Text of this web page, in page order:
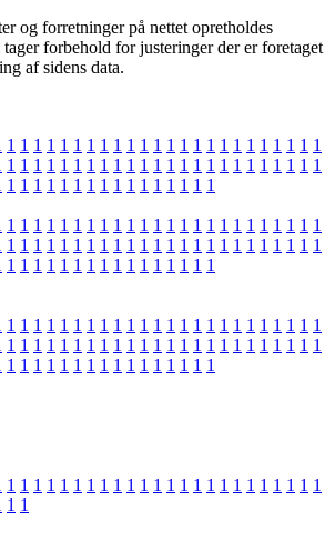
og forretninger på nettet opretholdes
forbehold for justeringer der er foretaget
af sidens data.
1 1 1 1 1 1 1 1 1 1 1 1 1 1 1 1 1 1 1 1 1 1 1 1
1 1 1 1 1 1 1 1 1 1 1 1 1 1 1 1 1 1 1 1 1 1 1 1
1 1 1 1 1 1 1 1 1 1 1 1 1 1 1 1
1 1 1 1 1 1 1 1 1 1 1 1 1 1 1 1 1 1 1 1 1 1 1 1
1 1 1 1 1 1 1 1 1 1 1 1 1 1 1 1 1 1 1 1 1 1 1 1
1 1 1 1 1 1 1 1 1 1 1 1 1 1 1 1
1 1 1 1 1 1 1 1 1 1 1 1 1 1 1 1 1 1 1 1 1 1 1 1
1 1 1 1 1 1 1 1 1 1 1 1 1 1 1 1 1 1 1 1 1 1 1 1
1 1 1 1 1 1 1 1 1 1 1 1 1 1 1 1
1 1 1 1 1 1 1 1 1 1 1 1 1 1 1 1 1 1 1 1 1 1 1 1
1 1